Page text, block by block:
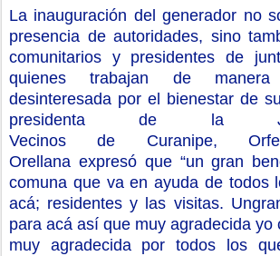
La inauguración del generador no
presencia de autoridades, sino
comunitarios y presidentes de
quienes trabajan de
desinteresada por el bienestar de
presidenta de la
Vecinosde Curanipe,
Orellana expresó que “un gran
comuna que va en ayuda de todos
acá; residentes y las visitas. Un
para acá así que muy agradecida yo
muy agradecida por todos los